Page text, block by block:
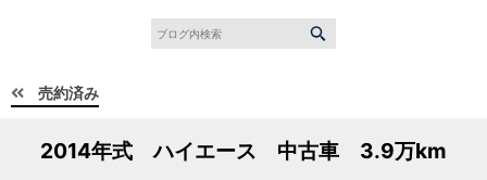
売約済み
2014年式 ハイエース 中古車 3.9万km